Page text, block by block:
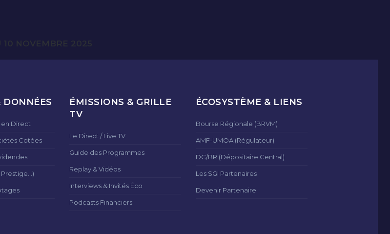
10 NOVEMBRE 2025
DONNÉES
en Direct
Cotées
ÉMISSIONS & GRILLE
TV
Le Direct / Live TV
Guide des Programmes
Replay & Vidéos
Interviews & Invités Éco
Podcasts Financiers
ÉCOSYSTÈME & LIENS
Bourse Régionale (BRVM)
AMF-UMOA (Régulateur)
DC/BR (Dépositaire Central)
Les SGI Partenaires
Devenir Partenaire